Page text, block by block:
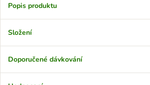
Popis produktu
Složení
Doporučené dávkování